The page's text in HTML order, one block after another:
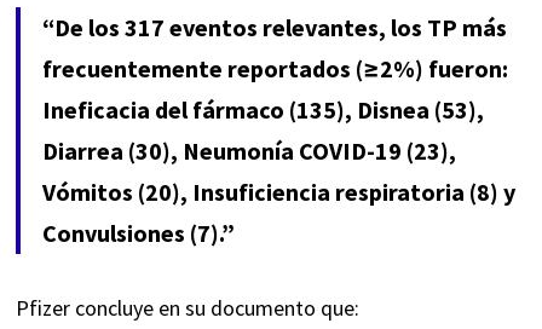
“De los 317 eventos relevantes, los TP más
frecuentemente reportados (≥2%) fueron:
Ineficacia del fármaco (135), Disnea (53),
Diarrea (30), Neumonía COVID-19 (23),
Vómitos (20), Insuficiencia respiratoria (8) y
Convulsiones (7).”
Pfizer concluye en su documento que: